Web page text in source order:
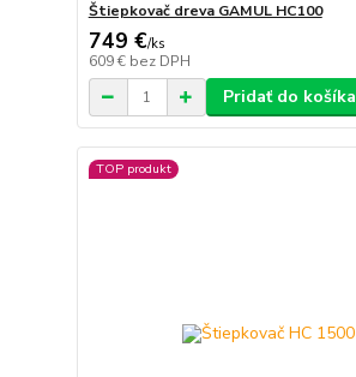
Štiepkovač dreva GAMUL HC100
749 €/ks
609 € bez DPH
Pridať do košíka
TOP produkt